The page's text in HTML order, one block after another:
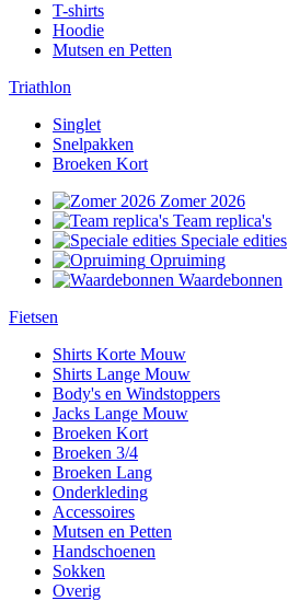
T-shirts
Hoodie
Mutsen en Petten
Triathlon
Singlet
Snelpakken
Broeken Kort
Zomer 2026
Team replica's
Speciale edities
Opruiming
Waardebonnen
Fietsen
Shirts Korte Mouw
Shirts Lange Mouw
Body's en Windstoppers
Jacks Lange Mouw
Broeken Kort
Broeken 3/4
Broeken Lang
Onderkleding
Accessoires
Mutsen en Petten
Handschoenen
Sokken
Overig